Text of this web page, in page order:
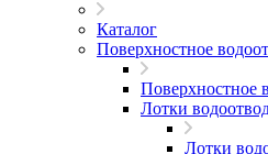
Каталог
Поверхностное
Поверхностное
Лотки
Лотки